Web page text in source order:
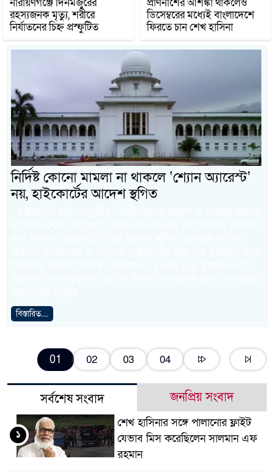
রহস্যজনক মৃত্যু, শরীরে
নির্যাতনের চিহ্ন প্রস্ফুটিত
ডিসেম্বরের মধ্যেই বাংলাদেশে
ফিরতে চান শেখ হাসিনা
নির্দিষ্ট কোনো মামলা না থাকলে ‘শ্যোন অ্যারেস্ট’
নয়, হাইকোর্টের আদেশ স্থগিত
বিস্তারিত....
01 02 03 04
সর্বশেষ সংবাদ জনপ্রিয় সংবাদ
শেখ হাসিনার সঙ্গে পালানোর ফ্লাইট
যেভাব মিস করেছিলেন সালমান এফ
রহমান
১